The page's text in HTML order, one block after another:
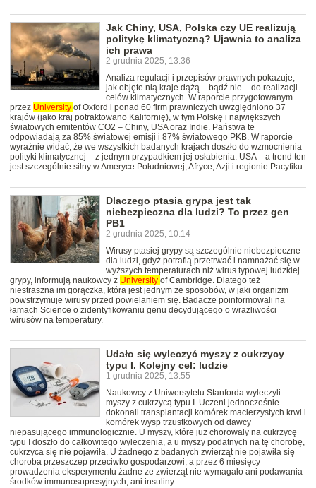
Jak Chiny, USA, Polska czy UE realizują
politykę klimatyczną? Ujawnia to analiza
ich prawa
2 grudnia 2025, 13:36
Analiza regulacji i przepisów prawnych pokazuje,
jak objęte nią kraje dążą – bądź nie – do realizacji
celów klimatycznych. W raporcie przygotowanym
przez University of Oxford i ponad 60 firm prawniczych uwzględniono 37
krajów (jako kraj potraktowano Kalifornię), w tym Polskę i największych
światowych emitentów CO2 – Chiny, USA oraz Indie. Państwa te
odpowiadają za 85% światowej emisji i 87% światowego PKB. W raporcie
wyraźnie widać, że we wszystkich badanych krajach doszło do wzmocnienia
polityki klimatycznej – z jednym przypadkiem jej osłabienia: USA – a trend ten
jest szczególnie silny w Ameryce Południowej, Afryce, Azji i regionie Pacyfiku.
Dlaczego ptasia grypa jest tak
niebezpieczna dla ludzi? To przez gen
PB1
2 grudnia 2025, 10:14
Wirusy ptasiej grypy są szczególnie niebezpieczne
dla ludzi, gdyż potrafią przetrwać i namnażać się w
wyższych temperaturach niż wirus typowej ludzkiej
grypy, informują naukowcy z University of Cambridge. Dlatego też
niestraszna im gorączka, która jest jednym ze sposobów, w jaki organizm
powstrzymuje wirusy przed powielaniem się. Badacze poinformowali na
łamach Science o zidentyfikowaniu genu decydującego o wrażliwości
wirusów na temperatury.
Udało się wyleczyć myszy z cukrzycy
typu I. Kolejny cel: ludzie
1 grudnia 2025, 13:55
Naukowcy z Uniwersytetu Stanforda wyleczyli
myszy z cukrzycą typu I. Uczeni jednocześnie
dokonali transplantacji komórek macierzystych krwi i
komórek wysp trzustkowych od dawcy
niepasującego immunologicznie. U myszy, które już chorowały na cukrzycę
typu I doszło do całkowitego wyleczenia, a u myszy podatnych na tę chorobę,
cukrzyca się nie pojawiła. U żadnego z badanych zwierząt nie pojawiła się
choroba przeszczep przeciwko gospodarzowi, a przez 6 miesięcy
prowadzenia eksperymentu żadne ze zwierząt nie wymagało ani podawania
środków immunosupresyjnych, ani insuliny.